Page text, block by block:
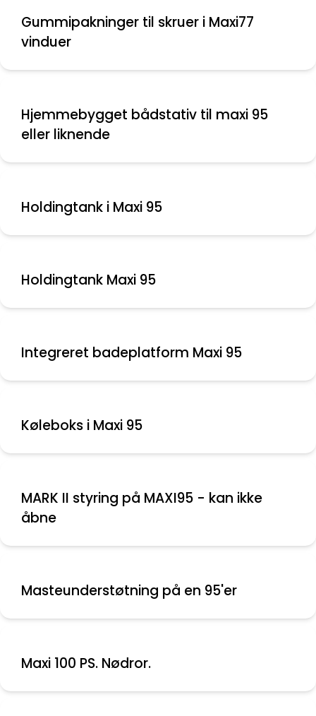
Gummipakninger til skruer i Maxi77
vinduer
Hjemmebygget bådstativ til maxi 95
eller liknende
Holdingtank i Maxi 95
Holdingtank Maxi 95
Integreret badeplatform Maxi 95
Køleboks i Maxi 95
MARK II styring på MAXI95 - kan ikke
åbne
Masteunderstøtning på en 95'er
Maxi 100 PS. Nødror.